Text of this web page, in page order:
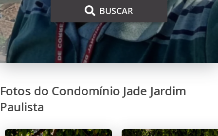
BUSCAR
Fotos do Condomínio Jade Jardim
Paulista